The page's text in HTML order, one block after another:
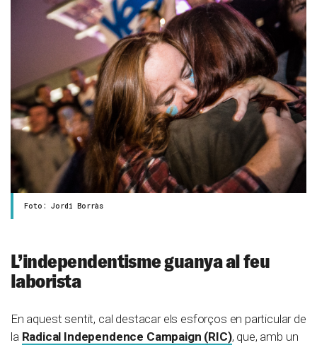
Foto: Jordi Borràs
L’independentisme guanya al feu
laborista
En aquest sentit, cal destacar els esforços en particular de
la Radical Independence Campaign (RIC), que, amb un